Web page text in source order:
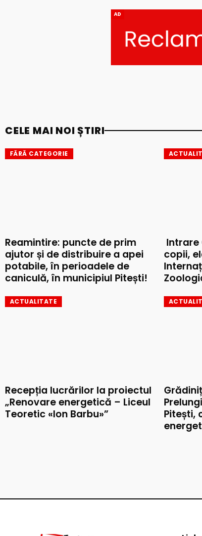
AD
CELE MAI NOI ȘTIRI
FĂRĂ CATEGORIE
Reamintire: puncte de prim
ajutor și de distribuire a apei
potabile, în perioadele de
caniculă, în municipiul Pitești!
Intrare
copii,
ACTUALITATE
Recepția lucrărilor la proiectul
„Renovare energetică – Liceul
Teoretic «Ion Barbu»”
Pitești,